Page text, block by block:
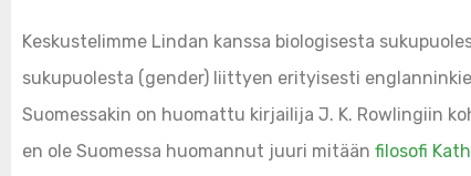
Keskustelimme Lindan kanssa biologisesta
sukupuolesta (gender) liittyen erityisesti
Suomessakin on huomattu kirjailija J. K. Rowlingiin
en ole Suomessa huomannut juuri mitään filosofi